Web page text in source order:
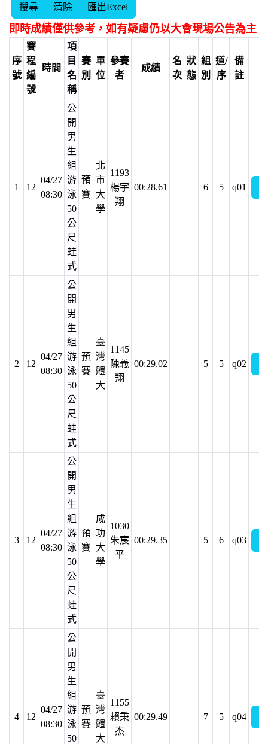
即時成績僅供參考，如有疑慮仍以大會現場公告為主
序
號
賽
程
編
號
時間
項
目
名
稱
賽
別
單
位
參賽
者
成績
名
次
狀
態
組
別
道/
序
備
註
1 12
04/27
08:30
公
開
男
生
組
游
泳
50
公
尺
蛙
式
預
賽
北
市
大
學
1193
楊宇
翔
00:28.61 6 5 q01
2 12
04/27
08:30
公
開
男
生
組
游
泳
50
公
尺
蛙
式
預
賽
臺
灣
體
大
1145
陳義
翔
00:29.02 5 5 q02
3 12
04/27
08:30
公
開
男
生
組
游
泳
50
公
尺
蛙
式
預
賽
成
功
大
學
1030
朱宸
平
00:29.35 5 6 q03
4 12
04/27
08:30
公
開
男
生
組
游
泳
50
預
賽
臺
灣
體
大
1155
賴秉
杰
00:29.49 7 5 q04